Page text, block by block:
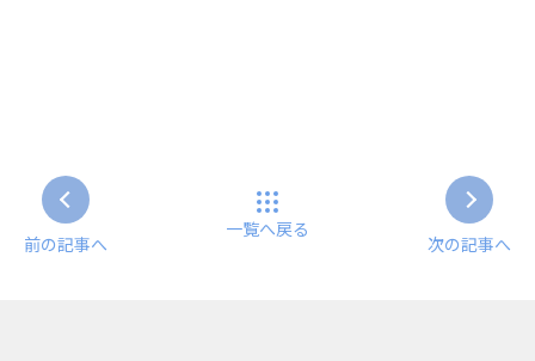
前の記事へ
一覧へ戻る
次の記事へ